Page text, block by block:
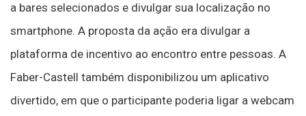
a bares selecionados e divulgar sua localização no
smartphone. A proposta da ação era divulgar a
plataforma de incentivo ao encontro entre pessoas. A
Faber-Castell também disponibilizou um aplicativo
divertido, em que o participante poderia ligar a webcam